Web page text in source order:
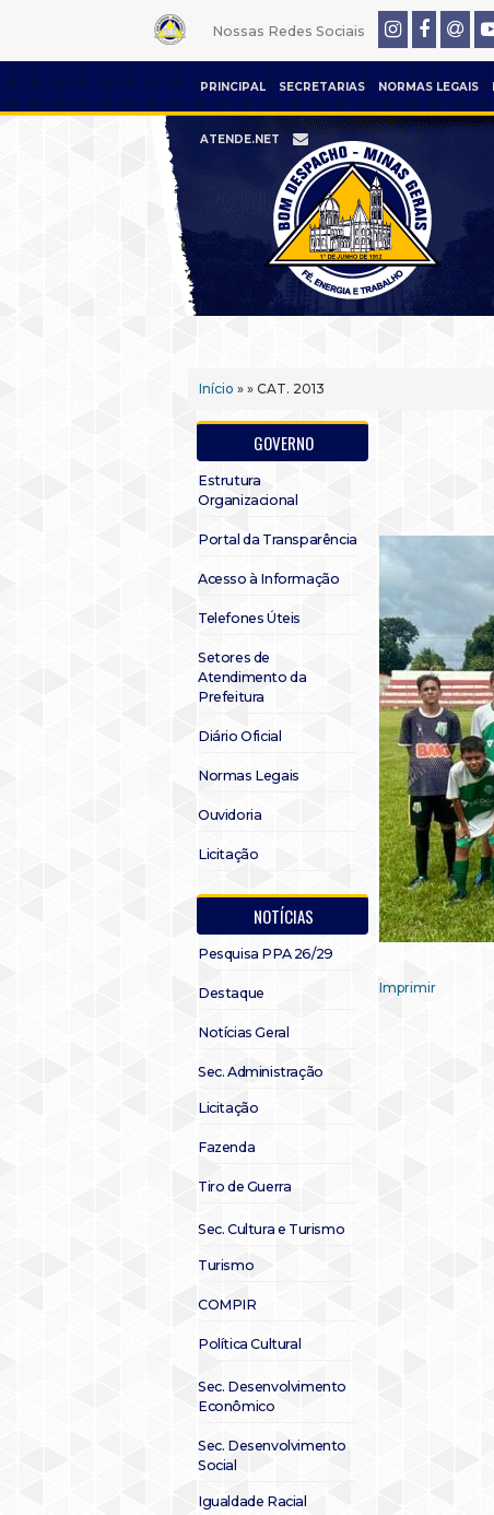
Nossas Redes Sociais
PRINCIPAL SECRETARIAS NORMAS LEGAIS
ATENDE.NET
Início » » CAT. 2013
GOVERNO
Estrutura
Organizacional
Portal da Transparência
Acesso à Informação
Telefones Úteis
Setores de
Atendimento da
Prefeitura
Diário Oficial
Normas Legais
Ouvidoria
Licitação
NOTÍCIAS
Pesquisa PPA 26/29
Destaque
Notícias Geral
Sec. Administração
Licitação
Fazenda
Tiro de Guerra
Sec. Cultura e Turismo
Turismo
COMPIR
Política Cultural
Sec. Desenvolvimento
Econômico
Sec. Desenvolvimento
Social
Igualdade Racial
Imprimir